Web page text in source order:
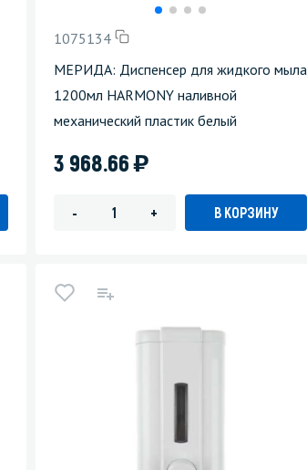
1075134
МЕРИДА: Диспенсер для жидкого мыла
1200мл HARMONY наливной
механический пластик белый
3 968.66)
- + В КОРЗИНУ